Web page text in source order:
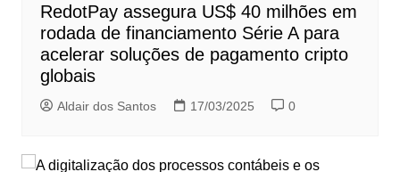
RedotPay assegura US$ 40 milhões em
rodada de financiamento Série A para
acelerar soluções de pagamento cripto
globais
Aldair dos Santos 17/03/2025 0